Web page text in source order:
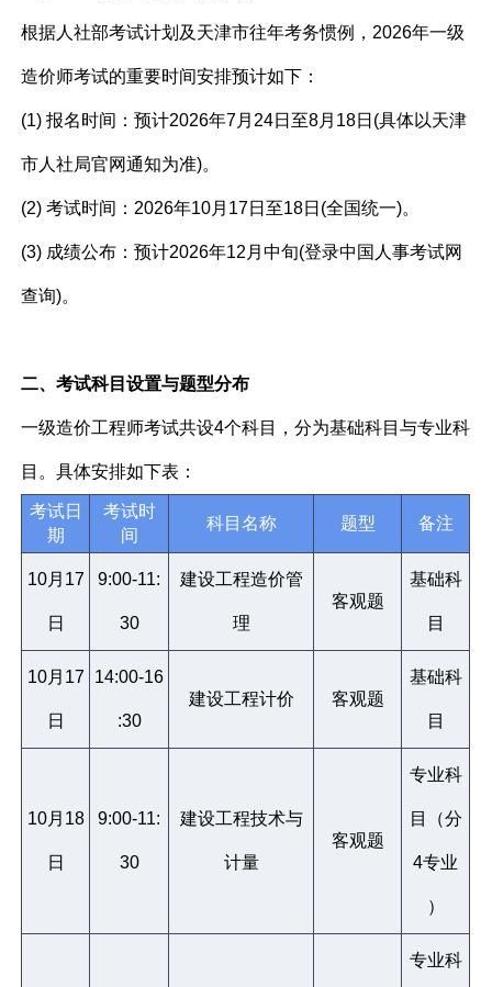
根据人社部考试计划及天津市往年考务惯例，2026年一级
造价师考试的重要时间安排预计如下：
(1) 报名时间：预计2026年7月24日至8月18日(具体以天津
市人社局官网通知为准)。
(2) 考试时间：2026年10月17日至18日(全国统一)。
(3) 成绩公布：预计2026年12月中旬(登录中国人事考试网
查询)。
二、考试科目设置与题型分布
一级造价工程师考试共设4个科目，分为基础科目与专业科
目。具体安排如下表：
考试日
期
考试时
间
科目名称 题型 备注
10月17
日
9:00-11:
30
建设工程造价管
理
客观题
基础科
目
10月17
日
14:00-16
:30
建设工程计价 客观题
基础科
目
10月18
日
9:00-11:
30
建设工程技术与
计量
客观题
专业科
目（分
4专业
）
专业科